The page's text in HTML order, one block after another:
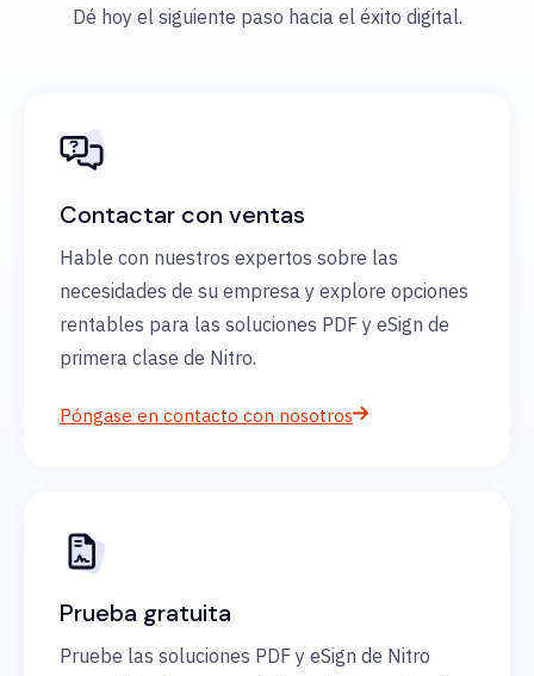
Dé hoy el siguiente paso hacia el éxito digital.
Contactar con ventas
Hable con nuestros expertos sobre las
necesidades de su empresa y explore opciones
rentables para las soluciones PDF y eSign de
primera clase de Nitro.
Póngase en contacto con nosotros
Prueba gratuita
Pruebe las soluciones PDF y eSign de Nitro